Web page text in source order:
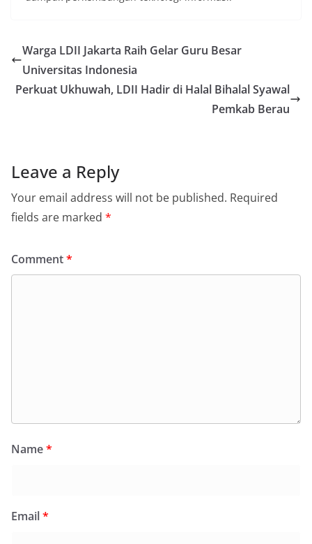
Warga LDII Jakarta Raih Gelar Guru Besar
Universitas Indonesia
Perkuat Ukhuwah, LDII Hadir di Halal Bihalal Syawal
Pemkab Berau
Leave a Reply
Your email address will not be published. Required
fields are marked *
Comment*
Name*
Email*